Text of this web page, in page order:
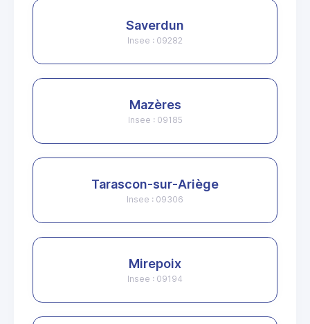
Saverdun
Insee : 09282
Mazères
Insee : 09185
Tarascon-sur-Ariège
Insee : 09306
Mirepoix
Insee : 09194